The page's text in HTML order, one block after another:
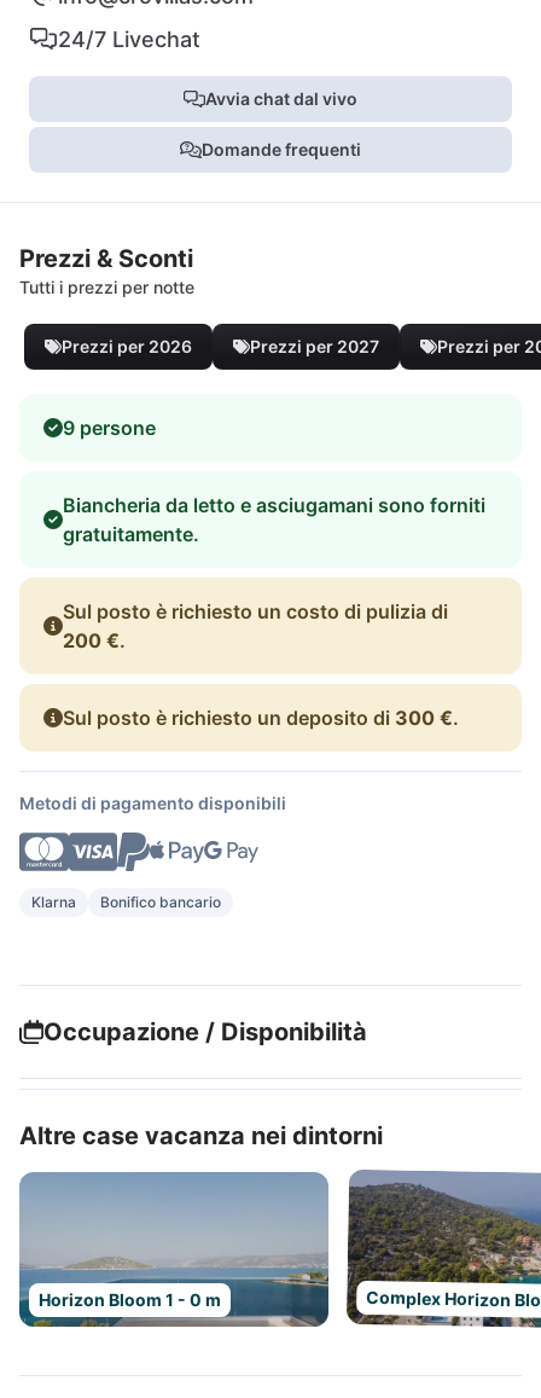
24/7 Livechat
Avvia chat dal vivo
Domande frequenti
Prezzi & Sconti
Tutti i prezzi per notte
Prezzi per 2026 Prezzi per 2027 Prezzi per
9 persone
Biancheria da letto e asciugamani sono forniti
gratuitamente.
Sul posto è richiesto un costo di pulizia di
200 €.
Sul posto è richiesto un deposito di 300 €.
Metodi di pagamento disponibili
Klarna Bonifico bancario
Occupazione / Disponibilità
Altre case vacanza nei dintorni
Horizon Bloom 1 - 0 m Complex Horizon